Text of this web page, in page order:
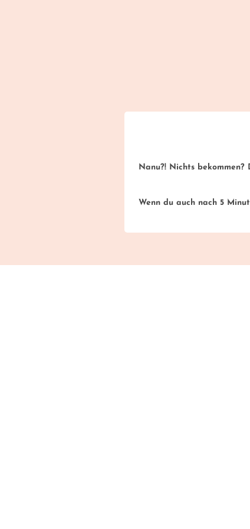
Nanu?! Nichts
Wenn du auch nach 5